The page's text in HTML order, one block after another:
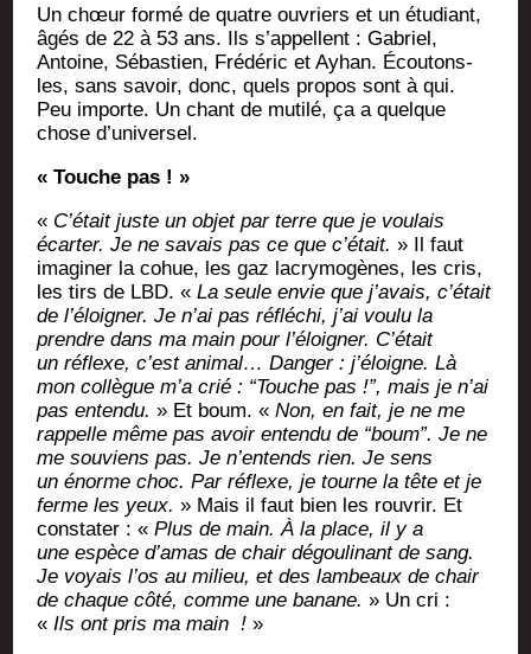
Un chœur for­mé de quatre ouvriers et un étu­diant,
âgés de 22 à 53 ans. Ils s’appellent : Gabriel,
Antoine, Sébas­tien, Fré­dé­ric et Ayhan. Écou­tons-
les, sans savoir, donc, quels pro­pos sont à qui.
Peu importe. Un chant de muti­lé, ça a quelque
chose d’universel.
« Touche pas ! »
« C’était juste un objet par terre que je vou­lais
écar­ter. Je ne savais pas ce que c’était. » Il faut
ima­gi­ner la cohue, les gaz lacry­mo­gènes, les cris,
les tirs de LBD. «La seule envie que j’avais, c’était
de l’éloigner. Je n’ai pas réflé­chi, j’ai vou­lu la
prendre dans ma main pour l’éloigner. C’était
un réflexe, c’est ani­mal… Dan­ger : j’éloigne. Là
mon col­lègue m’a crié : “Touche pas !”, mais je n’ai
pas enten­du. » Et boum. «Non, en fait, je ne me
rap­pelle même pas avoir enten­du de “boum”. Je ne
me sou­viens pas. Je n’entends rien. Je sens
un énorme choc. Par réflexe, je tourne la tête et je
ferme les yeux. » Mais il faut bien les rou­vrir. Et
consta­ter : «Plus de main. À la place, il y a
une espèce d’amas de chair dégou­li­nant de sang.
Je voyais l’os au milieu, et des lam­beaux de chair
de chaque côté, comme une banane. » Un cri :
« Ils ont pris ma main ! »